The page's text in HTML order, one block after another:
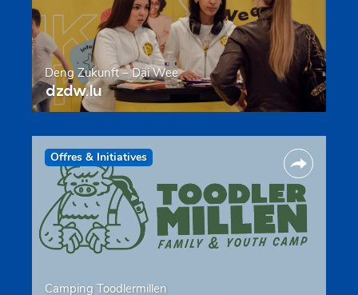
Deng Zukunft – Däi Wee
dzdw.lu
Offres & Initiatives
Camping Toodlermillen